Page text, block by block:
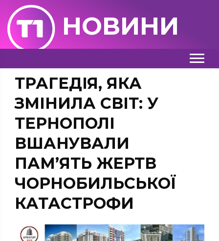
НОВИНИ
ТРАГЕДІЯ, ЯКА
ЗМІНИЛА СВІТ: У
ТЕРНОПОЛІ
ВШАНУВАЛИ
ПАМ’ЯТЬ ЖЕРТВ
ЧОРНОБИЛЬСЬКОЇ
КАТАСТРОФИ